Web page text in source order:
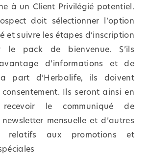
à un Client Privilégié potentiel.
doit sélectionner l’option
et suivre les étapes d’inscription
le pack de bienvenue. S’ils
d’informations et de
part d’Herbalife, ils doivent
Ils seront ainsi en
le communiqué de
mensuelle et d’autres
relatifs aux promotions et